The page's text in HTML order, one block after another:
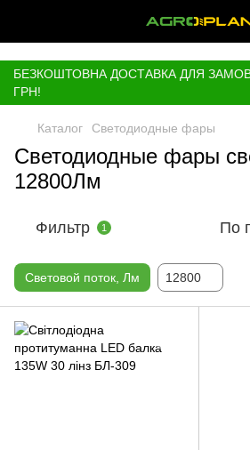
БЕЗКОШТОВНА ДОСТАВКА ДЛЯ
ГРН!
Каталог Светодиодные фары
Светодиодные фары
12800Лм
Фильтр 1 По
Световой поток, Лм 12800